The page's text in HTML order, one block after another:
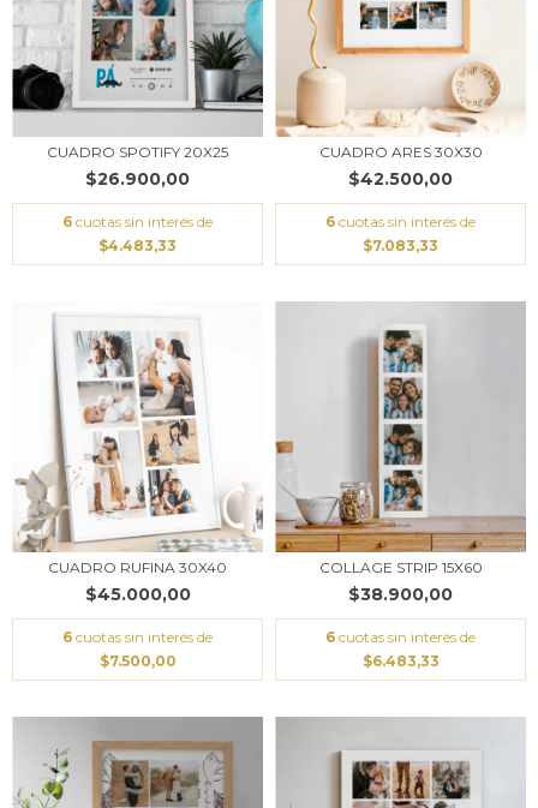
CUADRO SPOTIFY 20X25
$26.900,00
6 cuotas sin interés de
$4.483,33
CUADRO ARES 30X30
$42.500,00
6 cuotas sin interés de
$7.083,33
CUADRO RUFINA 30X40
$45.000,00
6 cuotas sin interés de
$7.500,00
COLLAGE STRIP 15X60
$38.900,00
6 cuotas sin interés de
$6.483,33